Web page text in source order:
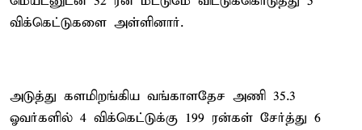
விக்கெட்டுகளை அள்ளினார்.
அடுத்து களமிறங்கிய வங்காளதேச அணி 35.3
ஓவர்களில் 4 விக்கெட்டுக்கு 199 ரன்கள் சேர்த்து 6